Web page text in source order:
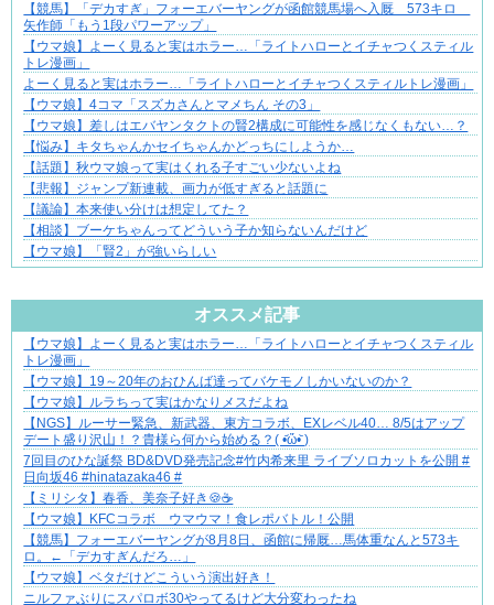
【競馬】「デカすぎ」フォーエバーヤングが函館競馬場へ入厩 573キロ
矢作師「もう1段パワーアップ」
【ウマ娘】よーく見ると実はホラー…「ライトハローとイチャつくスティル
トレ漫画」
よーく見ると実はホラー…「ライトハローとイチャつくスティルトレ漫画」
【ウマ娘】4コマ「スズカさんとマメちん その3」
【ウマ娘】差しはエバヤンタクトの賢2構成に可能性を感じなくもない…？
【悩み】キタちゃんかセイちゃんかどっちにしようか…
【話題】秋ウマ娘って実はくれる子すごい少ないよね
【悲報】ジャンプ新連載、画力が低すぎると話題に
【議論】本来使い分けは想定してた？
【相談】ブーケちゃんってどういう子か知らないんだけど
【ウマ娘】「賢2」が強いらしい
オススメ記事
ゾッとして、ほろりとする奇妙な物語。
【ウマ娘】よーく見ると実はホラー…「ライトハローとイチャつくスティル
トレ漫画」
【ウマ娘】19～20年のおひんば達ってバケモノしかいないのか？
【ウマ娘】ルラちって実はかなりメスだよね
【NGS】ルーサー緊急、新武器、東方コラボ、EXレベル40… 8/5はアップ
デート盛り沢山！？貴様ら何から始める？( •᷄ὤ•᷅ )
7回目のひな誕祭 BD&DVD発売記念#竹内希来里 ライブソロカットを公開 #
日向坂46 #hinatazaka46 #
【ミリシタ】春香、美奈子好き🍪☕
【ウマ娘】KFCコラボ ウマウマ！食レポバトル！公開
【競馬】フォーエバーヤングが8月8日、函館に帰厩…馬体重なんと573キ
ロ。←「デカすぎんだろ…」
【ウマ娘】ベタだけどこういう演出好き！
ニルファぶりにスパロボ30やってるけど大分変わったね